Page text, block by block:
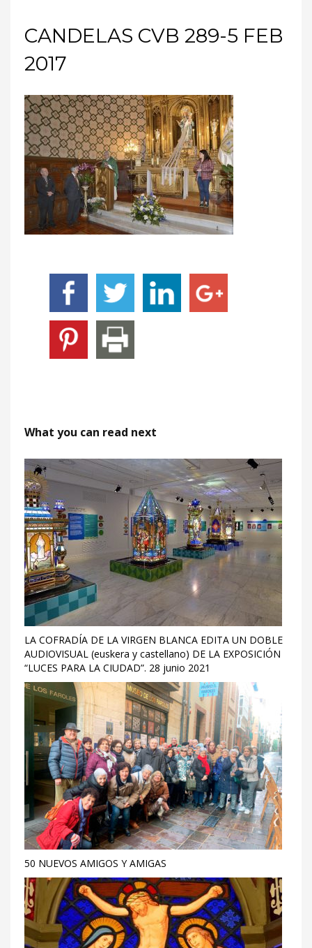
CANDELAS CVB 289-5 FEB
2017
What you can read next
LA COFRADÍA DE LA VIRGEN BLANCA EDITA UN DOBLE
AUDIOVISUAL (euskera y castellano) DE LA EXPOSICIÓN
“LUCES PARA LA CIUDAD”. 28 junio 2021
50 NUEVOS AMIGOS Y AMIGAS